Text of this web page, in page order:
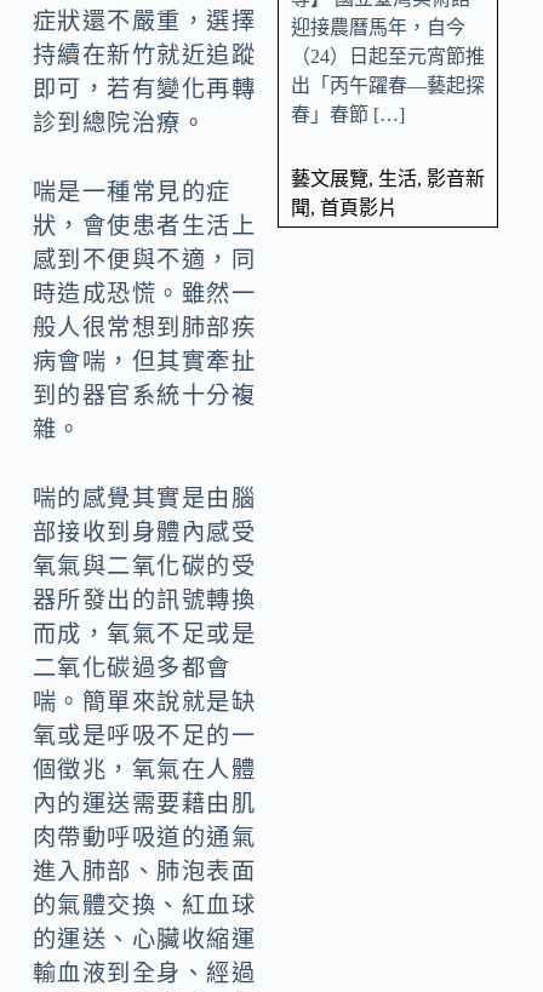
症狀還不嚴重，選擇
持續在新竹就近追蹤
即可，若有變化再轉
診到總院治療。
喘是一種常見的症
狀，會使患者生活上
感到不便與不適，同
時造成恐慌。雖然一
般人很常想到肺部疾
病會喘，但其實牽扯
到的器官系統十分複
雜。
喘的感覺其實是由腦
部接收到身體內感受
氧氣與二氧化碳的受
器所發出的訊號轉換
而成，氧氣不足或是
二氧化碳過多都會
喘。簡單來說就是缺
氧或是呼吸不足的一
個徵兆，氧氣在人體
內的運送需要藉由肌
肉帶動呼吸道的通氣
進入肺部、肺泡表面
的氣體交換、紅血球
的運送、心臟收縮運
輸血液到全身、經過
迎接農曆馬年，自今
（24）日起至元宵節推
出「丙午躍春—藝起探
春」春節 […]
藝文展覽, 生活, 影音新
聞, 首頁影片